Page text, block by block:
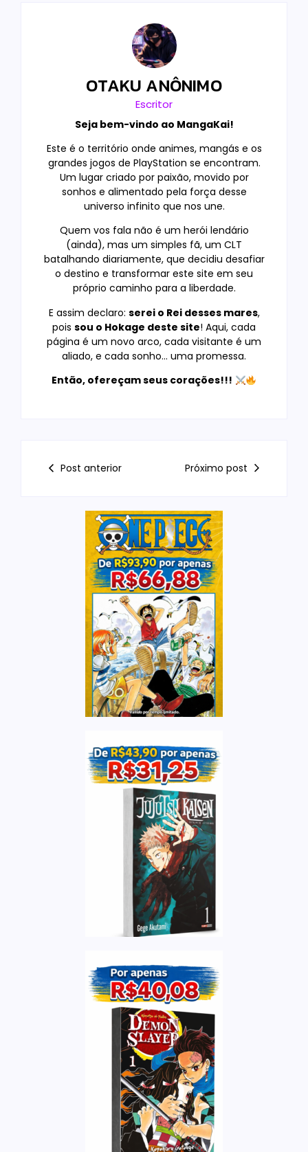
OTAKU ANÔNIMO
Escritor
Seja bem-vindo ao MangaKai!
Este é o território onde animes, mangás e os
grandes jogos de PlayStation se encontram.
Um lugar criado por paixão, movido por
sonhos e alimentado pela força desse
universo infinito que nos une.
Quem vos fala não é um herói lendário
(ainda), mas um simples fã, um CLT
batalhando diariamente, que decidiu desafiar
o destino e transformar este site em seu
próprio caminho para a liberdade.
E assim declaro: serei o Rei desses mares,
pois sou o Hokage deste site! Aqui, cada
página é um novo arco, cada visitante é um
aliado, e cada sonho… uma promessa.
Então, ofereçam seus corações!!!
Post anterior Próximo post